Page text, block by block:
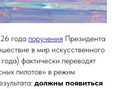
года поручения Президента
в мир искусственного
фактически переводят
пилотов» в режим
должны появиться